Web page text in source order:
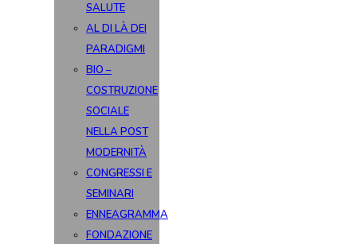
SALUTE
AL DI LÀ DEI
PARADIGMI
BIO –
COSTRUZIONE
SOCIALE
NELLA POST
MODERNITÀ
CONGRESSI E
SEMINARI
ENNEAGRAMMA
FONDAZIONE